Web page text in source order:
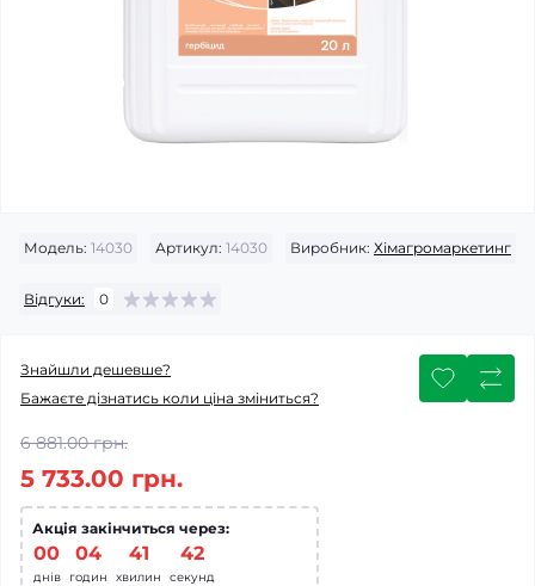
Модель: 14030 Артикул: 14030 Виробник: Хімагромаркетинг
Відгуки: 0
Знайшли дешевше?
Бажаєте дізнатись коли ціна зміниться?
6 881.00 грн.
5 733.00 грн.
Акція закінчиться через:
00
днів
04
годин
41
хвилин
41
секунд